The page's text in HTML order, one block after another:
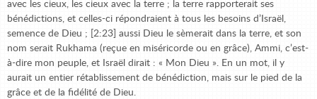
avec les cieux, les cieux avec la terre ; la terre rapporterait ses
bénédictions, et celles-ci répondraient à tous les besoins d’Israël,
semence de Dieu ; [2:23] aussi Dieu le sèmerait dans la terre, et son
nom serait Rukhama (reçue en miséricorde ou en grâce), Ammi, c’est-
à-dire mon peuple, et Israël dirait : « Mon Dieu ». En un mot, il y
aurait un entier rétablissement de bénédiction, mais sur le pied de la
grâce et de la fidélité de Dieu.